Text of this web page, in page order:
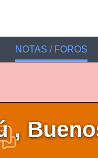
NOTAS / FOROS
,